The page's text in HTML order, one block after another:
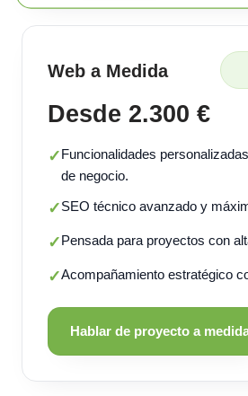
Web a Medida
Desde 2.300 €
✓Funcionalidades
de negocio.
✓SEO técnico avanzado y
✓Pensada para proyectos con
✓Acompañamiento estratégico
Hablar de proyecto a